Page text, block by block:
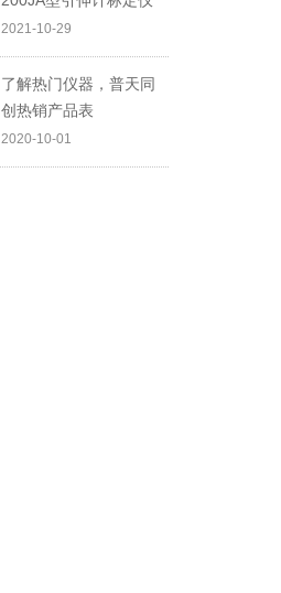
2021-10-29
了解热门仪器，普天同
创热销产品表
2020-10-01